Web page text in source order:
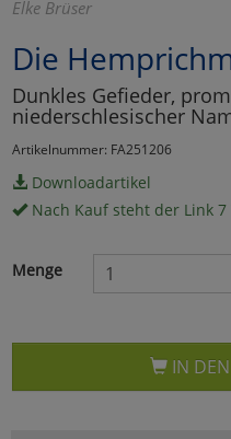
Elke Brüser
Die
Dunkles Gefieder,
niederschlesischer
Artikelnummer: FA251206
Downloadartikel
Nach Kauf steht der Link 7
Menge
IN DEN
Umfragetools